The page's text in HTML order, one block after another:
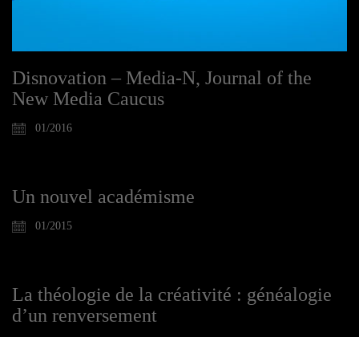
Disnovation – Media-N, Journal of the
New Media Caucus
01/2016
Un nouvel académisme
01/2015
La théologie de la créativité : généalogie
d’un renversement